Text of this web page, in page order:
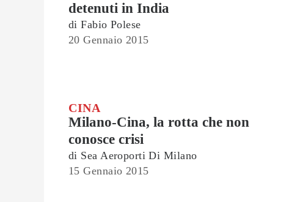
detenuti in India
di Fabio Polese
20 Gennaio 2015
CINA
Milano-Cina, la rotta che non
conosce crisi
di Sea Aeroporti Di Milano
15 Gennaio 2015